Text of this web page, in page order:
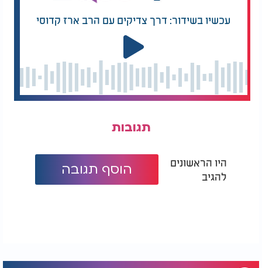
עכשיו בשידור: דרך צדיקים עם הרב ארז קדוסי
תגובות
היו הראשונים
להגיב
הוסף תגובה